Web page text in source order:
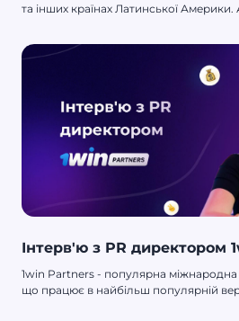
та інших країнах Латинської
Інтерв'ю з PR директором
1win Partners - популярна
що працює в найбільш популярній